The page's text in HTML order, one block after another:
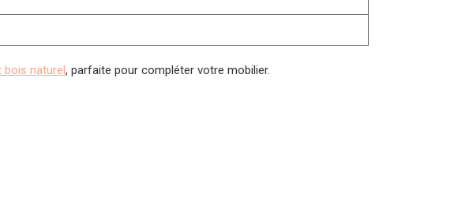
bois naturel, parfaite pour compléter votre mobilier.